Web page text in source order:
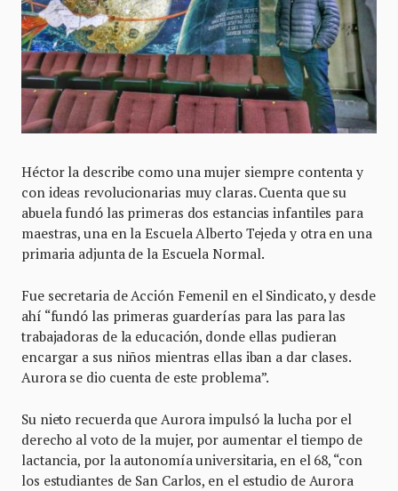
Héctor la describe como una mujer siempre contenta y
con ideas revolucionarias muy claras. Cuenta que su
abuela fundó las primeras dos estancias infantiles para
maestras, una en la Escuela Alberto Tejeda y otra en una
primaria adjunta de la Escuela Normal.
Fue secretaria de Acción Femenil en el Sindicato, y desde
ahí “fundó las primeras guarderías para las para las
trabajadoras de la educación, donde ellas pudieran
encargar a sus niños mientras ellas iban a dar clases.
Aurora se dio cuenta de este problema”.
Su nieto recuerda que Aurora impulsó la lucha por el
derecho al voto de la mujer, por aumentar el tiempo de
lactancia, por la autonomía universitaria, en el 68, “con
los estudiantes de San Carlos, en el estudio de Aurora